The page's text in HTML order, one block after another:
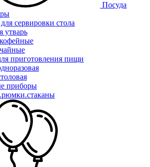
Посуда
сервировки стола
утварь
приготовления пищи
приборы